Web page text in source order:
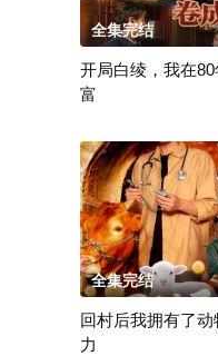
全集完结
开局白绫，我在
富
全集完结
回村后我拥有了
力